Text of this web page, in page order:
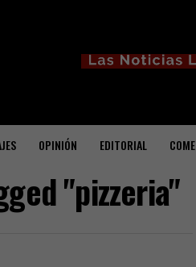
OPINIÓN EDITORIAL
"pizzeria"